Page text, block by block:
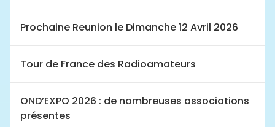
Prochaine Reunion le Dimanche 12 Avril 2026
Tour de France des Radioamateurs
OND’EXPO 2026 : de nombreuses associations
présentes